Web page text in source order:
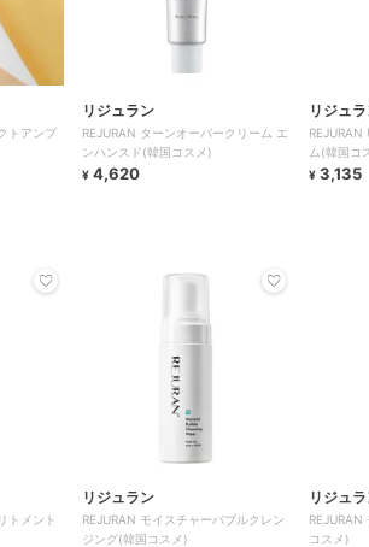
トアンプ
リジュラン
REJURAN ターンオーバークリーム エ
ンハンスド(韓国コスメ)
¥ 4,620
リジュ
REJURAN
ム(韓国コ
¥ 3,135
トメント
リジュラン
REJURAN モイスチャーバブルクレン
ジング(韓国コスメ)
リジュ
REJURAN
コスメ)